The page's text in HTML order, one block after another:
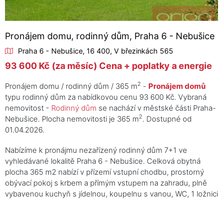
Pronájem domu, rodinný dům, Praha 6 - Nebušice
Praha 6 - Nebušice, 16 400, V březinkách 565
93 600 Kč (za měsíc) Cena + poplatky a energie
Pronájem domu / rodinný dům / 365 m2 - Pronájem domů
typu rodinný dům za nabídkovou cenu 93 600 Kč. Vybraná
nemovitost - Rodinný dům se nachází v městské části Praha-
Nebušice. Plocha nemovitosti je 365 m2. Dostupné od
01.04.2026.
Nabízíme k pronájmu nezařízený rodinný dům 7+1 ve
vyhledávané lokalitě Praha 6 - Nebušice. Celková obytná
plocha 365 m2 nabízí v přízemí vstupní chodbu, prostorný
obývací pokoj s krbem a přímým vstupem na zahradu, plně
vybavenou kuchyň s jídelnou, koupelnu s vanou, WC, 1 ložnici